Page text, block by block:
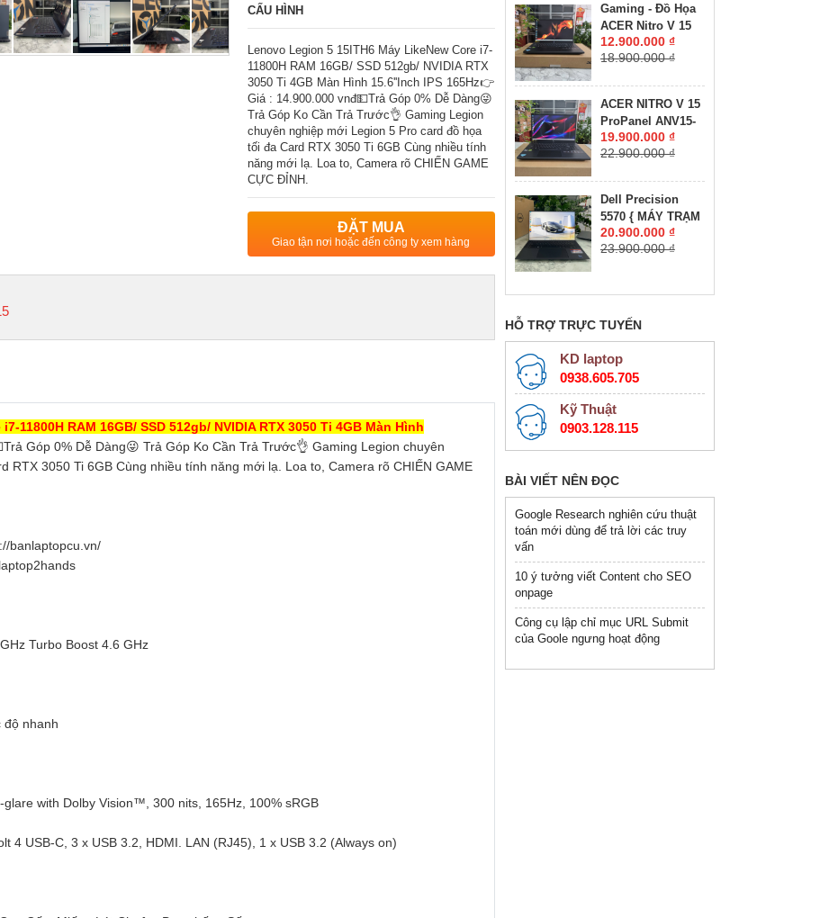
Gaming - Đồ Họa
ACER Nitro V 15
ANV15-41-R2UP
Máy LikeNew-Bảo
16GB SSD 512GB
RTX 2050 4GB
GDDR6 MÀN HÌNH
12.900.000 ₫
18.900.000 ₫
ACER NITRO V 15
ProPanel ANV15-
41-R7CR Máy
LikeNew-Còn Bảo
16GB SSD 512GB
RTX 4050 6GB
GDDR6 VRAM
19.900.000 ₫
22.900.000 ₫
Dell Precision
5570 { MÁY TRẠM
ĐỒ HỌA GIÁ RẺ }
CORE I7-12800H
A1000 4GB GDDR6
FHD+, 500 nits
20.900.000 ₫
23.900.000 ₫
HỖ TRỢ TRỰC TUYẾN
KD laptop
0938.605.705
Kỹ Thuật
0903.128.115
BÀI VIẾT NÊN ĐỌC
Google Research nghiên cứu thuật
toán mới dùng để trả lời các truy
vấn
10 ý tưởng viết Content cho SEO
onpage
Công cụ lập chỉ mục URL Submit
của Goole ngưng hoạt động
CẤU HÌNH
Lenovo Legion 5 15ITH6 Máy LikeNew Core i7-
11800H RAM 16GB/ SSD 512gb/ NVIDIA RTX
3050 Ti 4GB Màn Hình 15.6''Inch IPS 165Hz👉
Giá : 14.900.000 vnđ💵Trả Góp 0% Dễ Dàng😜
Trả Góp Ko Cần Trả Trước👌 Gaming Legion
chuyên nghiệp mới Legion 5 Pro card đồ họa
tối đa Card RTX 3050 Ti 6GB Cùng nhiều tính
năng mới lạ. Loa to, Camera rõ CHIẾN GAME
CỰC ĐỈNH.
ĐẶT MUA
Giao tận nơi hoặc đến công ty xem hàng
11800H RAM 16GB/ SSD 512gb/ NVIDIA RTX 3050 Ti 4GB Màn Hình
Góp 0% Dễ Dàng😜 Trả Góp Ko Cần Trả Trước👌 Gaming Legion chuyên
RTX 3050 Ti 6GB Cùng nhiều tính năng mới lạ. Loa to, Camera rõ CHIẾN GAME
banlaptopcu.vn/
Turbo Boost 4.6 GHz
độ nhanh
with Dolby Vision™, 300 nits, 165Hz, 100% sRGB
4 USB-C, 3 x USB 3.2, HDMI. LAN (RJ45), 1 x USB 3.2 (Always on)